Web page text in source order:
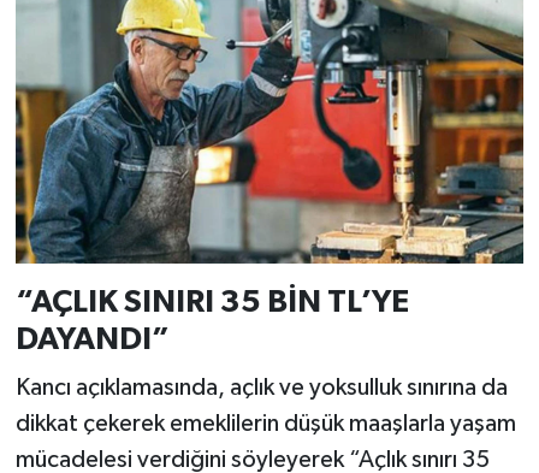
“AÇLIK SINIRI 35 BİN TL’YE
DAYANDI”
Kancı açıklamasında, açlık ve yoksulluk sınırına da
dikkat çekerek emeklilerin düşük maaşlarla yaşam
mücadelesi verdiğini söyleyerek “Açlık sınırı 35